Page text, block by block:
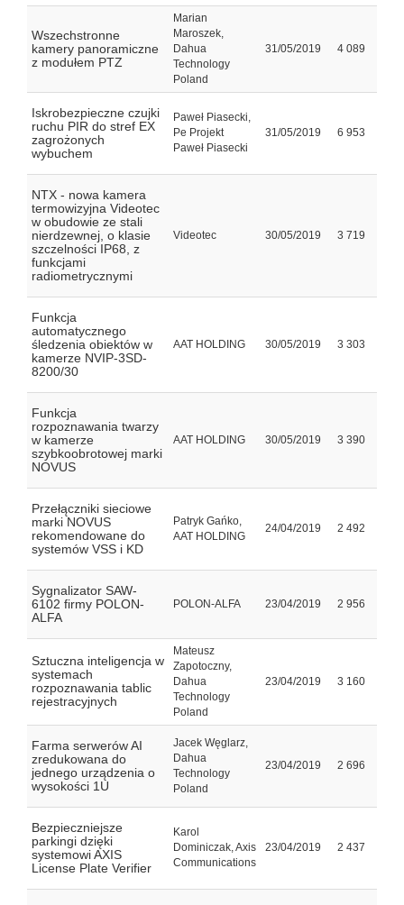
Wszechstronne
kamery panoramiczne
z modułem PTZ
Marian
Maroszek,
Dahua
Technology
Poland
31/05/2019 4 089
Iskrobezpieczne czujki
ruchu PIR do stref EX
zagrożonych
wybuchem
Paweł Piasecki,
Pe Projekt
Paweł Piasecki
31/05/2019 6 953
NTX - nowa kamera
termowizyjna Videotec
w obudowie ze stali
nierdzewnej, o klasie
szczelności IP68, z
funkcjami
radiometrycznymi
Videotec 30/05/2019 3 719
Funkcja
automatycznego
śledzenia obiektów w
kamerze NVIP-3SD-
8200/30
AAT HOLDING 30/05/2019 3 303
Funkcja
rozpoznawania twarzy
w kamerze
szybkoobrotowej marki
NOVUS
AAT HOLDING 30/05/2019 3 390
Przełączniki sieciowe
marki NOVUS
rekomendowane do
systemów VSS i KD
Patryk Gańko,
AAT HOLDING
24/04/2019 2 492
Sygnalizator SAW-
6102 firmy POLON-
ALFA
POLON-ALFA 23/04/2019 2 956
Sztuczna inteligencja w
systemach
rozpoznawania tablic
rejestracyjnych
Mateusz
Zapotoczny,
Dahua
Technology
Poland
23/04/2019 3 160
Farma serwerów AI
zredukowana do
jednego urządzenia o
wysokości 1U
Jacek Węglarz,
Dahua
Technology
Poland
23/04/2019 2 696
Bezpieczniejsze
parkingi dzięki
systemowi AXIS
License Plate Verifier
Karol
Dominiczak, Axis
Communications
23/04/2019 2 437